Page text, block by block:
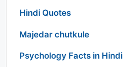
Hindi Quotes
Majedar chutkule
Psychology Facts in Hindi